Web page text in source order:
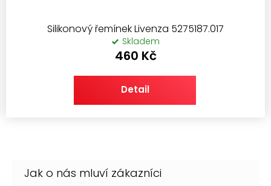
Silikonový řemínek Livenza 5275187.017
Skladem
460 Kč
Detail